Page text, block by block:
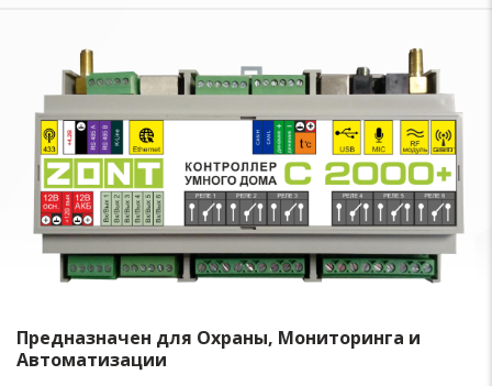
Предназначен для Охраны, Мониторинга и
Автоматизации